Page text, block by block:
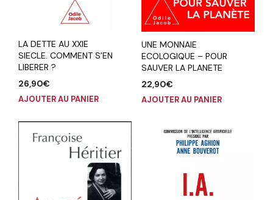
LA DETTE AU XXIE
SIECLE. COMMENT S’EN
LIBERER ?
26,90€
AJOUTER AU PANIER
UNE MONNAIE
ECOLOGIQUE – POUR
SAUVER LA PLANETE
22,90€
AJOUTER AU PANIER